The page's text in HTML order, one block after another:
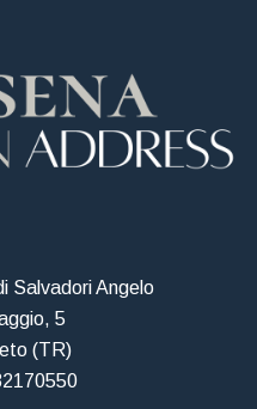
Salvadori Angelo
5
(TR)